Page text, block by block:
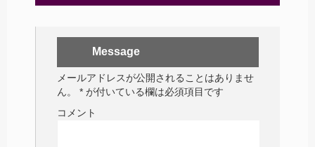
Message
メールアドレスが公開されることはありませ
ん。
* が付いている欄は必須項目です
コメント